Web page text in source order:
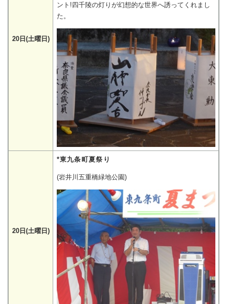
20日(土曜日)
ント!四千陵の灯りが幻想的な世界へ誘ってくれまし
た。
20日(土曜日)
*東九条町夏祭り
(岩井川五重橋緑地公園)